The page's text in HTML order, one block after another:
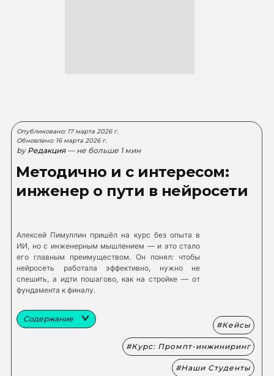
Опубликовано: 17 марта 2026 г.
Обновлено: 16 марта 2026 г.
by Редакция — не больше 1 мин
Методично и с интересом:
инженер о пути в нейросети
Алексей Пимуллин пришёл на курс без опыта в
ИИ, но с инженерным мышлением — и это стало
его главным преимуществом. Он понял: чтобы
нейросеть работала эффективно, нужно не
спешить, а идти пошагово, как на стройке — от
фундамента к финалу.
Содержание
Кейсы
Курс: Промпт-инжиниринг
Наши Студенты